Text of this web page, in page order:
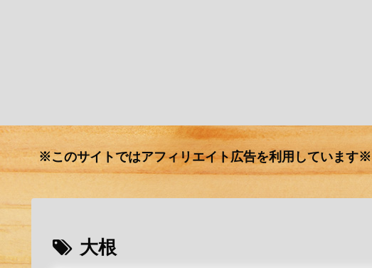
※このサイトではアフィリエイト広告を利用しています※
大根